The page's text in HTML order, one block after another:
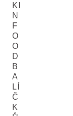
KI
N
F
O
O
D
B
A
LÍ
Č
K